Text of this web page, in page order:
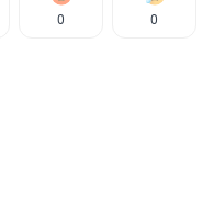
0 0